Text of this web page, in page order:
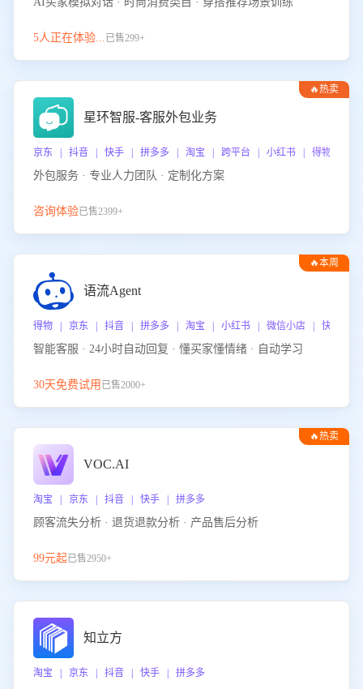
5人正在体验...已售299+
🔥热卖
星环智服-客服外包业务
京东 | 抖音 | 快手 | 拼多多 | 淘宝 | 跨平台 | 小红书 | 得物 | 企
外包服务 · 专业人力团队 · 定制化方案
咨询体验已售2399+
🔥本周
语流Agent
得物 | 京东 | 抖音 | 拼多多 | 淘宝 | 小红书 | 微信小店 | 快手 |
智能客服 · 24小时自动回复 · 懂买家懂情绪 · 自动学习
30天免费试用 已售2000+
🔥热卖
VOC.AI
淘宝 | 京东 | 抖音 | 快手 | 拼多多
顾客流失分析 · 退货退款分析 · 产品售后分析
99元起已售2950+
知立方
淘宝 | 京东 | 抖音 | 快手 | 拼多多